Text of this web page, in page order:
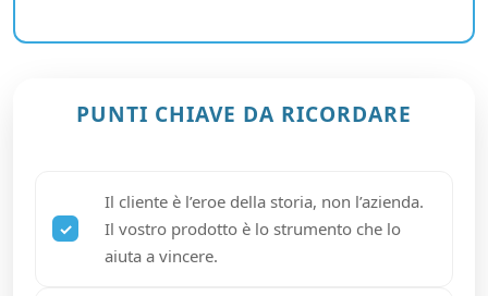
PUNTI CHIAVE DA RICORDARE
Il cliente è l’eroe della storia, non l’azienda.
Il vostro prodotto è lo strumento che lo
aiuta a vincere.